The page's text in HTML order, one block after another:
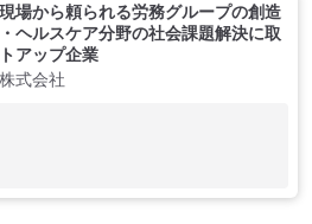
現場から頼られる労務グループの創造
ヘルスケア分野の社会課題解決に取
アップ企業
式会社